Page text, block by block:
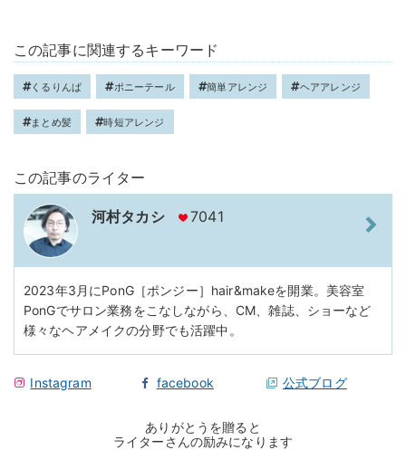
この記事に関連するキーワード
くるりんぱ ポニーテール 簡単アレンジ ヘアアレンジ
まとめ髪 時短アレンジ
この記事のライター
河村タカシ 7041
2023年3月にPonG［ポンジー］hair&makeを開業。美容室
PonGでサロン業務をこなしながら、CM、雑誌、ショーなど
様々なヘアメイクの分野でも活躍中。
Instagram facebook 公式ブログ
ありがとうを贈ると
ライターさんの励みになります